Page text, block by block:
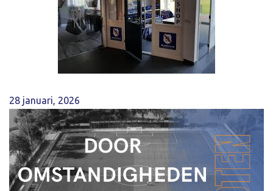
28 januari, 2026